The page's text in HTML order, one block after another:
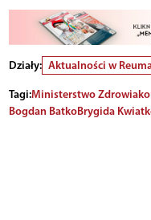
Działy: Aktualności w
Tagi:Ministerstwo Zdrowia
Bogdan BatkoBrygida